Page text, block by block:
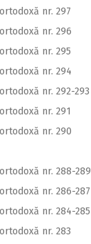
nr. 297
nr. 296
nr. 295
nr. 294
nr. 292-293
nr. 291
nr. 290
nr. 288-289
nr. 286-287
nr. 284-285
nr. 283